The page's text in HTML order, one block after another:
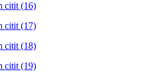
citit (16)
citit (17)
citit (18)
citit (19)